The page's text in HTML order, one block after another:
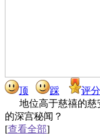
顶 踩 评分
地位高于慈禧的
的深宫秘闻？
[查看全部]